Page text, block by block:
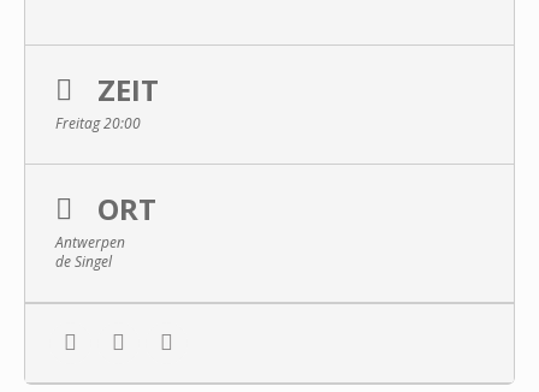
ZEIT
Freitag 20:00
ORT
Antwerpen
de Singel